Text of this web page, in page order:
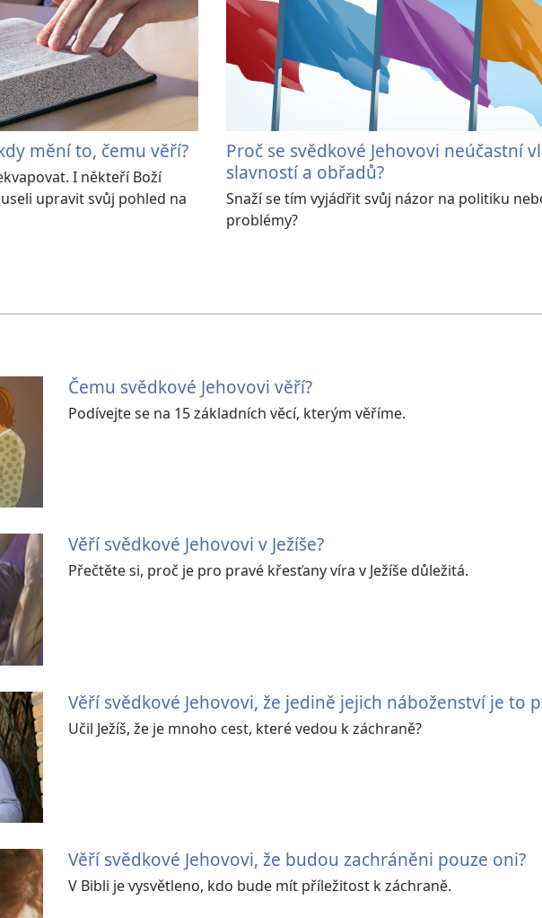
mění to, čemu věří?
I někteří Boží
upravit svůj pohled na
Proč se svědkové Jehovovi neúčastní
slavností a obřadů?
Snaží se tím vyjádřit svůj názor na politiku
problémy?
Čemu svědkové Jehovovi věří?
Podívejte se na 15 základních věcí, kterým věříme.
Věří svědkové Jehovovi v Ježíše?
Přečtěte si, proč je pro pravé křesťany víra v Ježíše důležitá.
Věří svědkové Jehovovi, že jedině jejich náboženství je to
Učil Ježíš, že je mnoho cest, které vedou k záchraně?
Věří svědkové Jehovovi, že budou zachráněni pouze oni?
V Bibli je vysvětleno, kdo bude mít příležitost k záchraně.